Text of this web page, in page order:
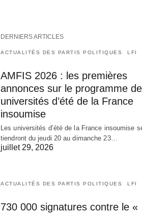
DERNIERS ARTICLES
ACTUALITÉS DES PARTIS POLITIQUES LFI
AMFIS 2026 : les premières
annonces sur le programme
universités d’été de la France
insoumise
Les universités d’été de la France insoumise
tiendront du jeudi 20 au dimanche 23…
juillet 29, 2026
ACTUALITÉS DES PARTIS POLITIQUES LFI
730 000 signatures contre le «